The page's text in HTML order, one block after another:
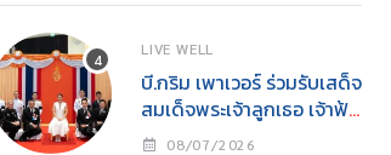
LIVE WELL
บี.กริม เพาเวอร์ ร่วมรับเสด็จ
สมเด็จพระเจ้าลูกเธอ เจ้าฟ้า
สิริวัณณวรี นารีรัตนราช
08/07/2026